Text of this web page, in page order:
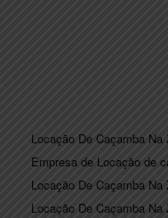
Locação De Caçamba Na
Empresa de Locação de
Locação De Caçamba Na
Locação De Caçamba